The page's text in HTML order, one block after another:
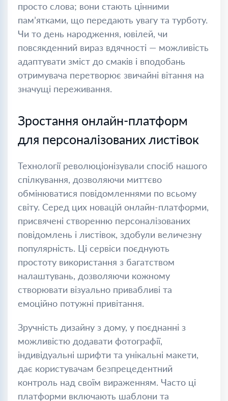
просто слова; вони стають цінними
пам’ятками, що передають увагу та турботу.
Чи то день народження, ювілей, чи
повсякденний вираз вдячності — можливість
адаптувати зміст до смаків і вподобань
отримувача перетворює звичайні вітання на
значущі переживання.
Зростання онлайн-платформ
для персоналізованих листівок
Технології революціонізували спосіб нашого
спілкування, дозволяючи миттєво
обмінюватися повідомленнями по всьому
світу. Серед цих новацій онлайн-платформи,
присвячені створенню персоналізованих
повідомлень і листівок, здобули величезну
популярність. Ці сервіси поєднують
простоту використання з багатством
налаштувань, дозволяючи кожному
створювати візуально привабливі та
емоційно потужні привітання.
Зручність дизайну з дому, у поєднанні з
можливістю додавати фотографії,
індивідуальні шрифти та унікальні макети,
дає користувачам безпрецедентний
контроль над своїм вираженням. Часто ці
платформи включають шаблони та